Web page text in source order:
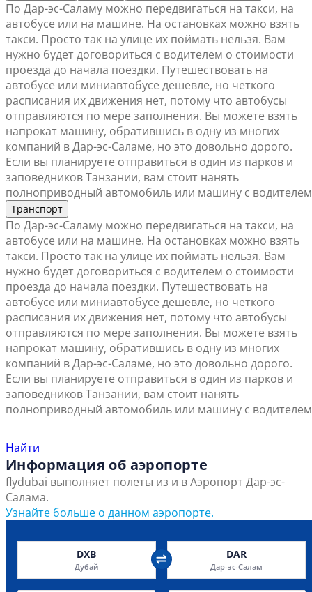
По Дар-эс-Саламу можно передвигаться на такси, на
автобусе или на машине. На остановках можно взять
такси. Просто так на улице их поймать нельзя. Вам
нужно будет договориться с водителем о стоимости
проезда до начала поездки. Путешествовать на
автобусе или миниавтобусе дешевле, но четкого
расписания их движения нет, потому что автобусы
отправляются по мере заполнения. Вы можете взять
напрокат машину, обратившись в одну из многих
компаний в Дар-эс-Саламе, но это довольно дорого.
Если вы планируете отправиться в один из парков и
заповедников Танзании, вам стоит нанять
полноприводный автомобиль или машину с
Транспорт
По Дар-эс-Саламу можно передвигаться на такси, на
автобусе или на машине. На остановках можно взять
такси. Просто так на улице их поймать нельзя. Вам
нужно будет договориться с водителем о стоимости
проезда до начала поездки. Путешествовать на
автобусе или миниавтобусе дешевле, но четкого
расписания их движения нет, потому что автобусы
отправляются по мере заполнения. Вы можете взять
напрокат машину, обратившись в одну из многих
компаний в Дар-эс-Саламе, но это довольно дорого.
Если вы планируете отправиться в один из парков и
заповедников Танзании, вам стоит нанять
полноприводный автомобиль или машину с
Найти
Информация об аэропорте
flydubai выполняет полеты из и в Аэропорт Дар-эс-
Салама.
Узнайте больше о данном аэропорте.
DXB
Дубай
DAR
Дар-эс-Салам